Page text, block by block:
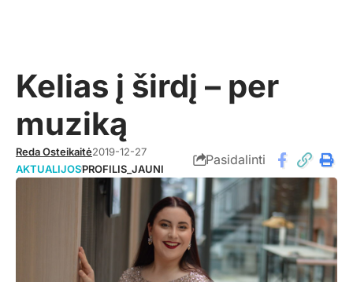
Kelias į širdį – per
muziką
Reda Osteikaitė2019-12-27
AKTUALIJOSPROFILIS_JAUNI
Pasidalinti